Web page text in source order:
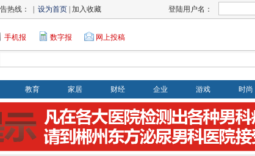
热线： | 设为首页 | 加入收藏 登陆用户名：
手机报 数字报 网上投稿
教育 家居 财经 企业 游戏 时尚